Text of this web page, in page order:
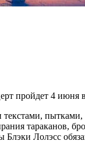
пройдет 4 июня
текстами,
тараканов,
Лолэсс